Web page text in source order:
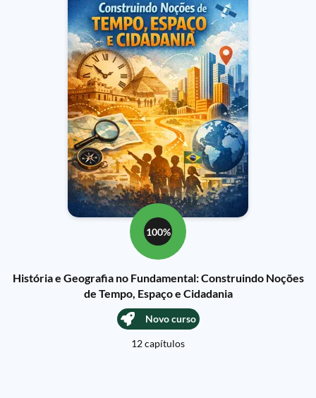
100%
História e Geografia no Fundamental: Construindo Noções
de Tempo, Espaço e Cidadania
Novo curso
12 capítulos